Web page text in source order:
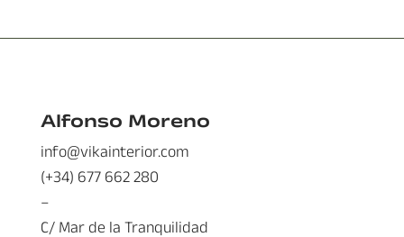
Alfonso Moreno
info@vikainterior.com
(+34) 677 662 280
–
C/ Mar de la Tranquilidad